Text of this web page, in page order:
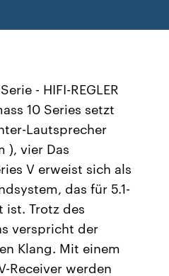
- HIFI-REGLER
10 Series setzt
Lautsprecher
), vier Das
V erweist sich als
das für 5.1-
ist. Trotz des
verspricht der
Klang. Mit einem
Receiver werden